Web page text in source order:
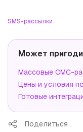
SMS-рассылки
Может
Массовые СМС-
Цены и условия
Готовые
Поделиться